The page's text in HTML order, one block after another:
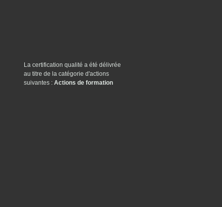
La certification qualité a été délivrée
au titre de la catégorie d'actions
suivantes : Actions de formation